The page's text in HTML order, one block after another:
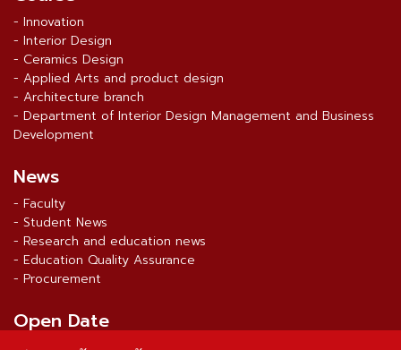
- Innovation
- Interior Design
- Ceramics Design
- Applied Arts and product design
- Architecture branch
- Department of Interior Design Management and Business
Development
News
- Faculty
- Student News
- Research and education news
- Education Quality Assurance
- Procurement
Open Date